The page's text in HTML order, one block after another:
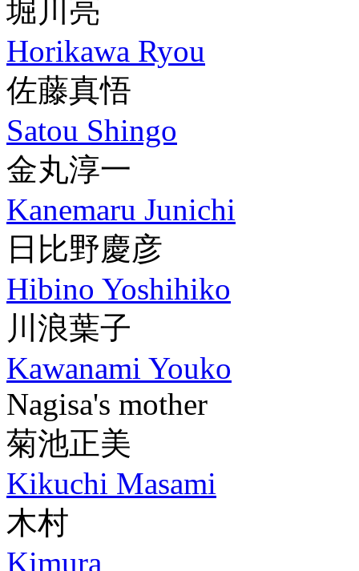
堀川亮
Horikawa Ryou
佐藤真悟
Satou Shingo
金丸淳一
Kanemaru Junichi
日比野慶彦
Hibino Yoshihiko
川浪葉子
Kawanami Youko
Nagisa's mother
菊池正美
Kikuchi Masami
木村
Kimura